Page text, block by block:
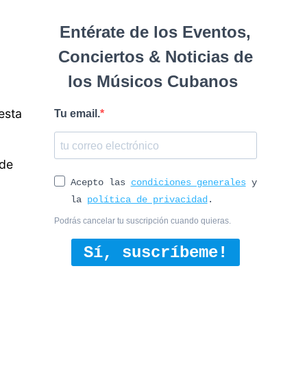
Entérate de los Eventos,
Conciertos & Noticias de
los Músicos Cubanos
Tu email.
Acepto las condiciones generalesy
la política de privacidad.
Podrás cancelar tu suscripción cuando quieras.
Sí, suscríbeme!